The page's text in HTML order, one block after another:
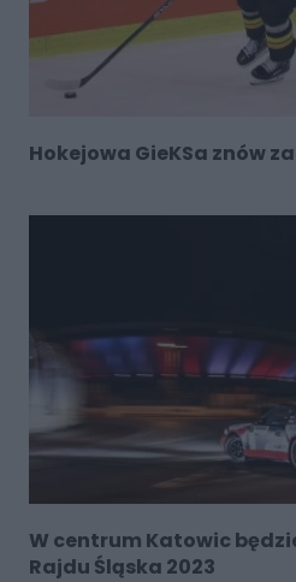
Hokejowa GieKSa znów
W centrum Katowic
Rajdu Śląska 2023